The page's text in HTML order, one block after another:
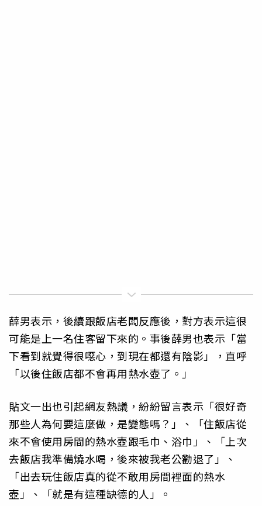
薛男表示，後續跟飯店老闆反應後，對方表示這很
可能是上一名住客留下來的。事後薛男也表示「當
下看到就覺得很噁心，到現在都還有陰影」，直呼
「以後住飯店都不會再用熱水壺了。」
貼文一出也引起網友熱議，紛紛留言表示「很好奇
那些人為何要這麼做，是變態嗎？」、「住飯店從
來不會使用房間的熱水壺跟毛巾、浴巾」、「上次
去飯店我準備燒水喝，後來被我老公勸退了」、
「出去玩住飯店真的從不敢用房間裡面的熱水
壺」、「就是有這種缺德的人」。